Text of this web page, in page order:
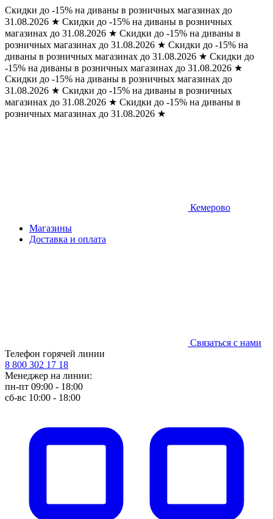
Скидки до -15% на диваны в розничных магазинах до
31.08.2026 ★ Скидки до -15% на диваны в розничных
магазинах до 31.08.2026 ★ Скидки до -15% на диваны в
розничных магазинах до 31.08.2026 ★ Скидки до -15% на
диваны в розничных магазинах до 31.08.2026 ★ Скидки до
-15% на диваны в розничных магазинах до 31.08.2026 ★
Скидки до -15% на диваны в розничных магазинах до
31.08.2026 ★ Скидки до -15% на диваны в розничных
магазинах до 31.08.2026 ★ Скидки до -15% на диваны в
розничных магазинах до 31.08.2026 ★
Кемерово
Магазины
Доставка и оплата
Связаться с нами
Телефон горячей линии
8 800 302 17 18
Менеджер на линии:
пн-пт 09:00 - 18:00
сб-вс 10:00 - 18:00